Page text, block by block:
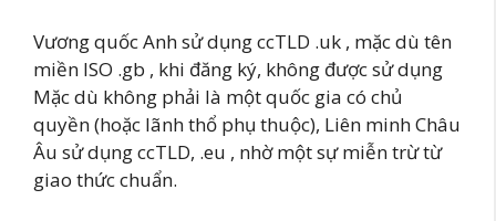
Vương quốc Anh sử dụng ccTLD .uk , mặc dù tên
miền ISO .gb , khi đăng ký, không được sử dụng
Mặc dù không phải là một quốc gia có chủ
quyền (hoặc lãnh thổ phụ thuộc), Liên minh Châu
Âu sử dụng ccTLD, .eu , nhờ một sự miễn trừ từ
giao thức chuẩn.